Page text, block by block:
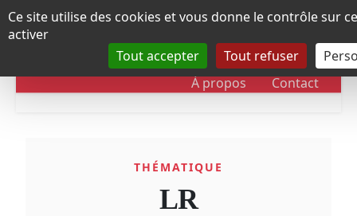
Panneau de gestion des cookies
Ce site utilise des cookies et vous donne le contrôle sur
activer
Tout accepter
Tout refuser
DOSSIERS CHRONOLOGIE
À propos Contact
THÉMATIQUE
LR